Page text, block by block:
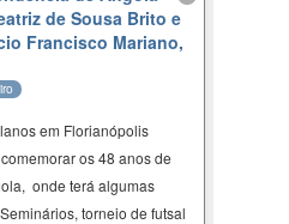
de Sousa Brito e
Francisco Mariano,
em Florianópolis
os 48 anos de
onde terá algumas
torneio de futsal